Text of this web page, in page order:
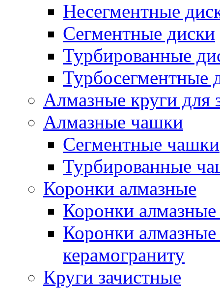
Несегментные
Сегментные диски
Турбированные
Турбосегментные
Алмазные круги для
Алмазные чашки
Сегментные чашки
Турбированные
Коронки алмазные
Коронки
Коронки
керамограниту
Круги зачистные